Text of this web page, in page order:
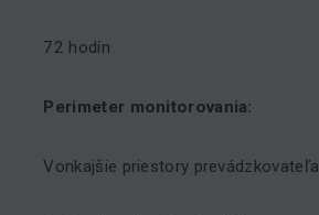
72 hodín
Perimeter monitorovania:
Vonkajšie priestory prevádzkovateľa